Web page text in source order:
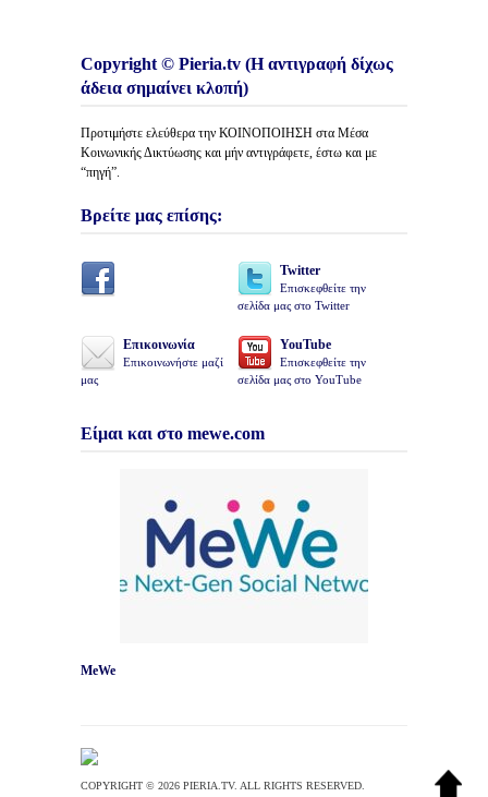
Copyright © Pieria.tv (Η αντιγραφή δίχως
άδεια σημαίνει κλοπή)
Προτιμήστε ελεύθερα την ΚΟΙΝΟΠΟΙΗΣΗ στα Μέσα
Κοινωνικής Δικτύωσης και μήν αντιγράφετε, έστω και με
“πηγή”.
Βρείτε μας επίσης:
Twitter
Επισκεφθείτε την
σελίδα μας στο Twitter
Επικοινωνία
Επικοινωνήστε μαζί
μας
YouTube
Επισκεφθείτε την
σελίδα μας στο YouTube
Είμαι και στο mewe.com
MeWe
COPYRIGHT © 2026 PIERIA.TV. ALL RIGHTS RESERVED.